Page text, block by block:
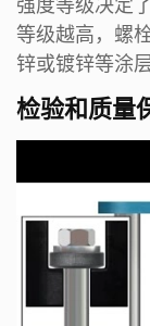
等级越高，螺
锌或镀锌等涂
检验和质量